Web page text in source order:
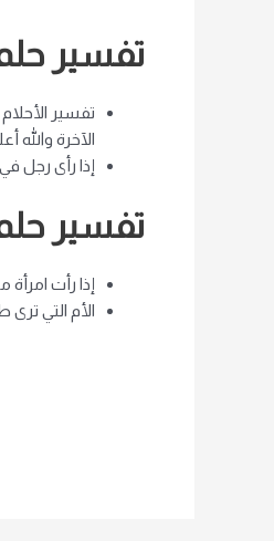
تفسير
تفسير
الآخرة والله
إذا رأى رجل
تفسير
إذا رأت
الأم التي